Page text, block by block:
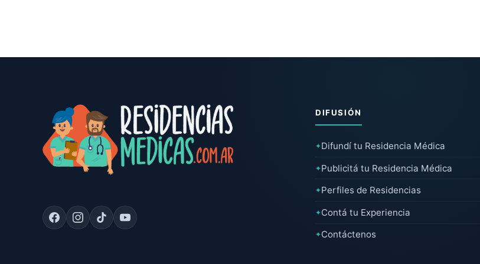
DIFUSIÓN
✦Difundí tu Residencia Médica
✦Publicitá tu Residencia Médica
✦Perfiles de Residencias
✦Contá tu Experiencia
✦Contáctenos